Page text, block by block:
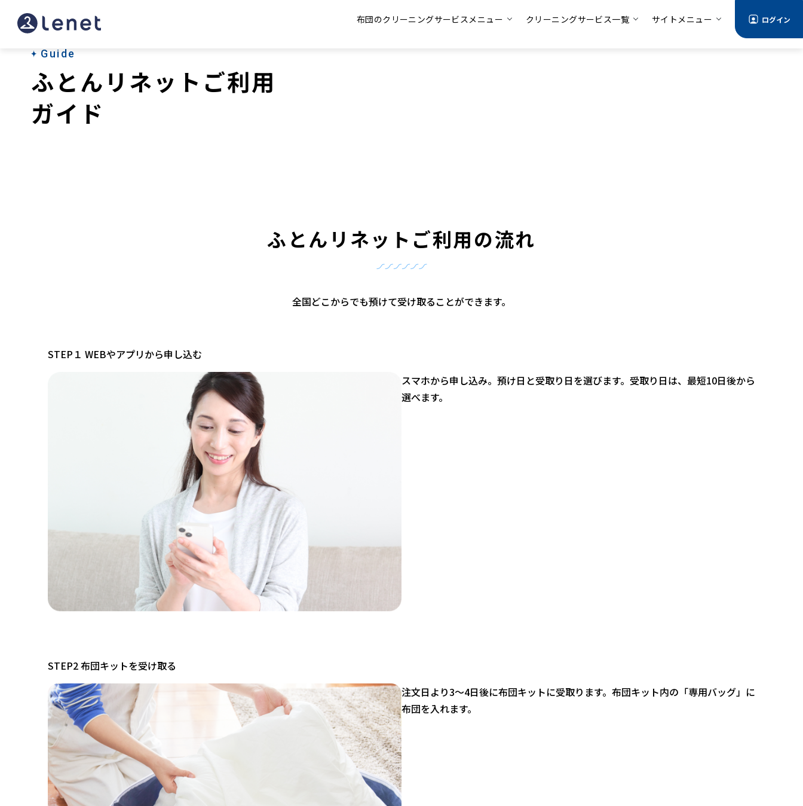
布団のクリーニングサービスメニュー クリーニングサービス一覧 サイトメニュー ログイン
Guide
ふとんリネットご利用
ガイド
ふとんリネットご利用の流れ
全国どこからでも預けて受け取ることができます。
STEP１ WEBやアプリから申し込む
スマホから申し込み。預け日と受取り日を選びます。受取り日は、最短10日後から
選べます。
STEP2 布団キットを受け取る
注文日より3〜4日後に布団キットに受取ります。布団キット内の「専用バッグ」に
布団を入れます。